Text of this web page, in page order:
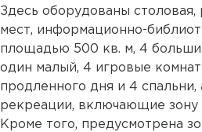
Здесь оборудованы столовая,
мест, информационно-
площадью 500 кв. м, 4
один малый, 4 игровые
продленного дня и 4
рекреации, включающие зону
Кроме того, предусмотрена